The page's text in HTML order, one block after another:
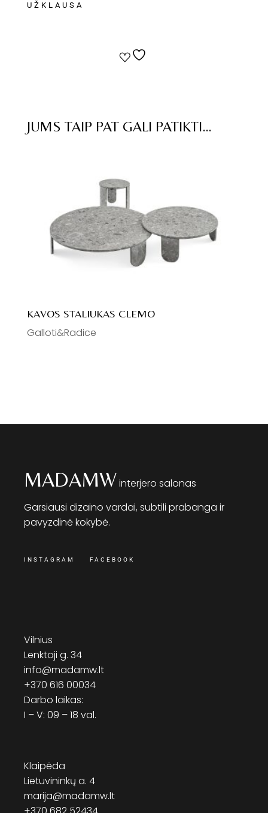
JUMS TAIP PAT GALI PATIKTI…
KAVOS STALIUKAS CLEMO
Galloti&Radice
MADAMWinterjero salonas
Garsiausi dizaino vardai, subtili prabanga ir
pavyzdinė kokybė.
INSTAGRAM FACEBOOK
Vilnius
Lenktoji g. 34
info@madamw.lt
+370 616 00034
Darbo laikas:
I – V: 09 – 18 val.
Klaipėda
Lietuvininkų a. 4
marija@madamw.lt